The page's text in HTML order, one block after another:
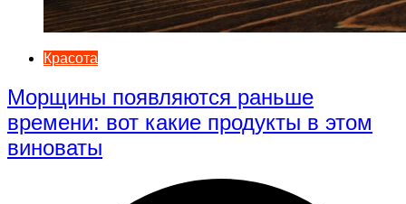
Красота
Морщины появляются раньше
времени: вот какие продукты в этом
виноваты